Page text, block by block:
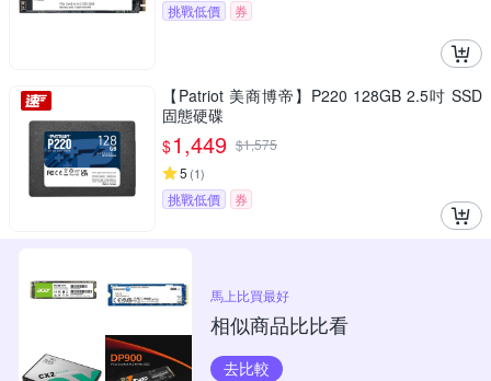
挑戰低價
券
【Patriot 美商博帝】P220 128GB 2.5吋 SSD
固態硬碟
$1,449 $1,575
5 (1)
挑戰低價 券
馬上比買最好
相似商品比比看
去比較